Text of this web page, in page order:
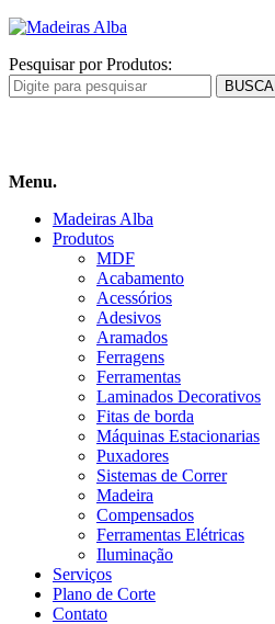
Pesquisar por Produtos:
Menu.
Madeiras Alba
Produtos
MDF
Acabamento
Acessórios
Adesivos
Aramados
Ferragens
Ferramentas
Laminados Decorativos
Fitas de borda
Máquinas Estacionarias
Puxadores
Sistemas de Correr
Madeira
Compensados
Ferramentas Elétricas
Iluminação
Serviços
Plano de Corte
Contato